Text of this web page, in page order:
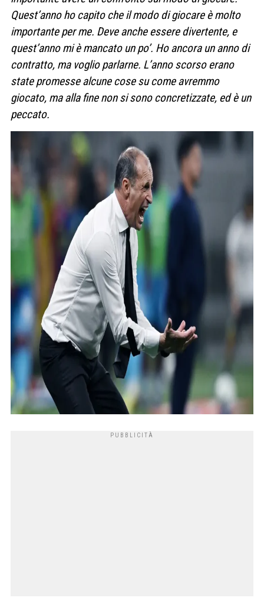
Quest’anno ho capito che il modo di giocare è molto
importante per me. Deve anche essere divertente, e
quest’anno mi è mancato un po’. Ho ancora un anno di
contratto, ma voglio parlarne. L’anno scorso erano
state promesse alcune cose su come avremmo
giocato, ma alla fine non si sono concretizzate, ed è un
peccato.